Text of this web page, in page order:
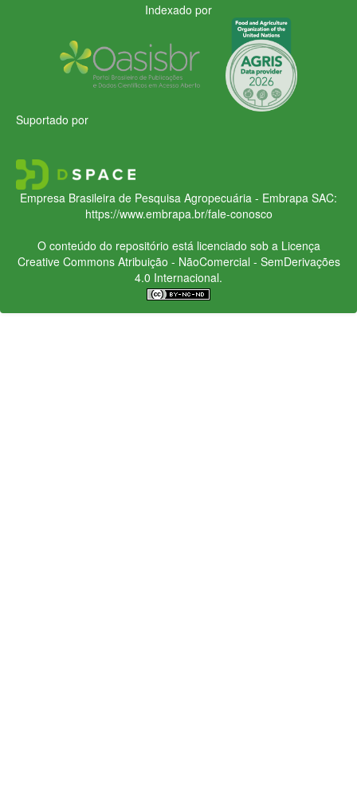
Indexado por
Suportado por
Empresa Brasileira de Pesquisa Agropecuária - Embrapa SAC:
https://www.embrapa.br/fale-conosco
O conteúdo do repositório está licenciado sob a Licença
Creative CommonsAtribuição - NãoComercial - SemDerivações
4.0 Internacional.